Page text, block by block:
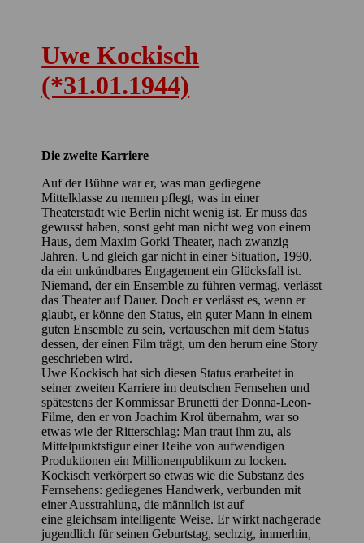
Uwe Kockisch
(*31.01.1944)
Die zweite Karriere
Auf der Bühne war er, was man gediegene
Mittelklasse zu nennen pflegt, was in einer
Theaterstadt wie Berlin nicht wenig ist. Er muss das
gewusst haben, sonst geht man nicht weg von einem
Haus, dem Maxim Gorki Theater, nach zwanzig
Jahren. Und gleich gar nicht in einer Situation, 1990,
da ein unkündbares Engagement ein Glücksfall ist.
Niemand, der ein Ensemble zu führen vermag, verlässt
das Theater auf Dauer. Doch er verlässt es, wenn er
glaubt, er könne den Status, ein guter Mann in einem
guten Ensemble zu sein, vertauschen mit dem Status
dessen, der einen Film trägt, um den herum eine Story
geschrieben wird.
Uwe Kockisch hat sich diesen Status erarbeitet in
seiner zweiten Karriere im deutschen Fernsehen und
spätestens der Kommissar Brunetti der Donna-Leon-
Filme, den er von Joachim Krol übernahm, war so
etwas wie der Ritterschlag: Man traut ihm zu, als
Mittelpunktsfigur einer Reihe von aufwendigen
Produktionen ein Millionenpublikum zu locken.
Kockisch verkörpert so etwas wie die Substanz des
Fernsehens: gediegenes Handwerk, verbunden mit
einer Ausstrahlung, die männlich ist auf
eine gleichsam intelligente Weise. Er wirkt nachgerade
jugendlich für seinen Geburtstag, sechzig, immerhin,